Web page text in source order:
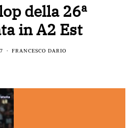
della 26ª
in A2 Est
FRANCESCO DARIO